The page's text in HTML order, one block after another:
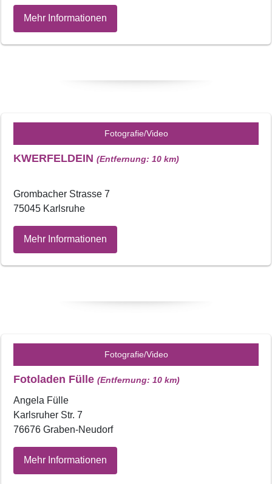
Mehr Informationen
Fotografie/Video
KWERFELDEIN (Entfernung: 10 km)
Grombacher Strasse 7
75045 Karlsruhe
Mehr Informationen
Fotografie/Video
Fotoladen Fülle (Entfernung: 10 km)
Angela Fülle
Karlsruher Str. 7
76676 Graben-Neudorf
Mehr Informationen